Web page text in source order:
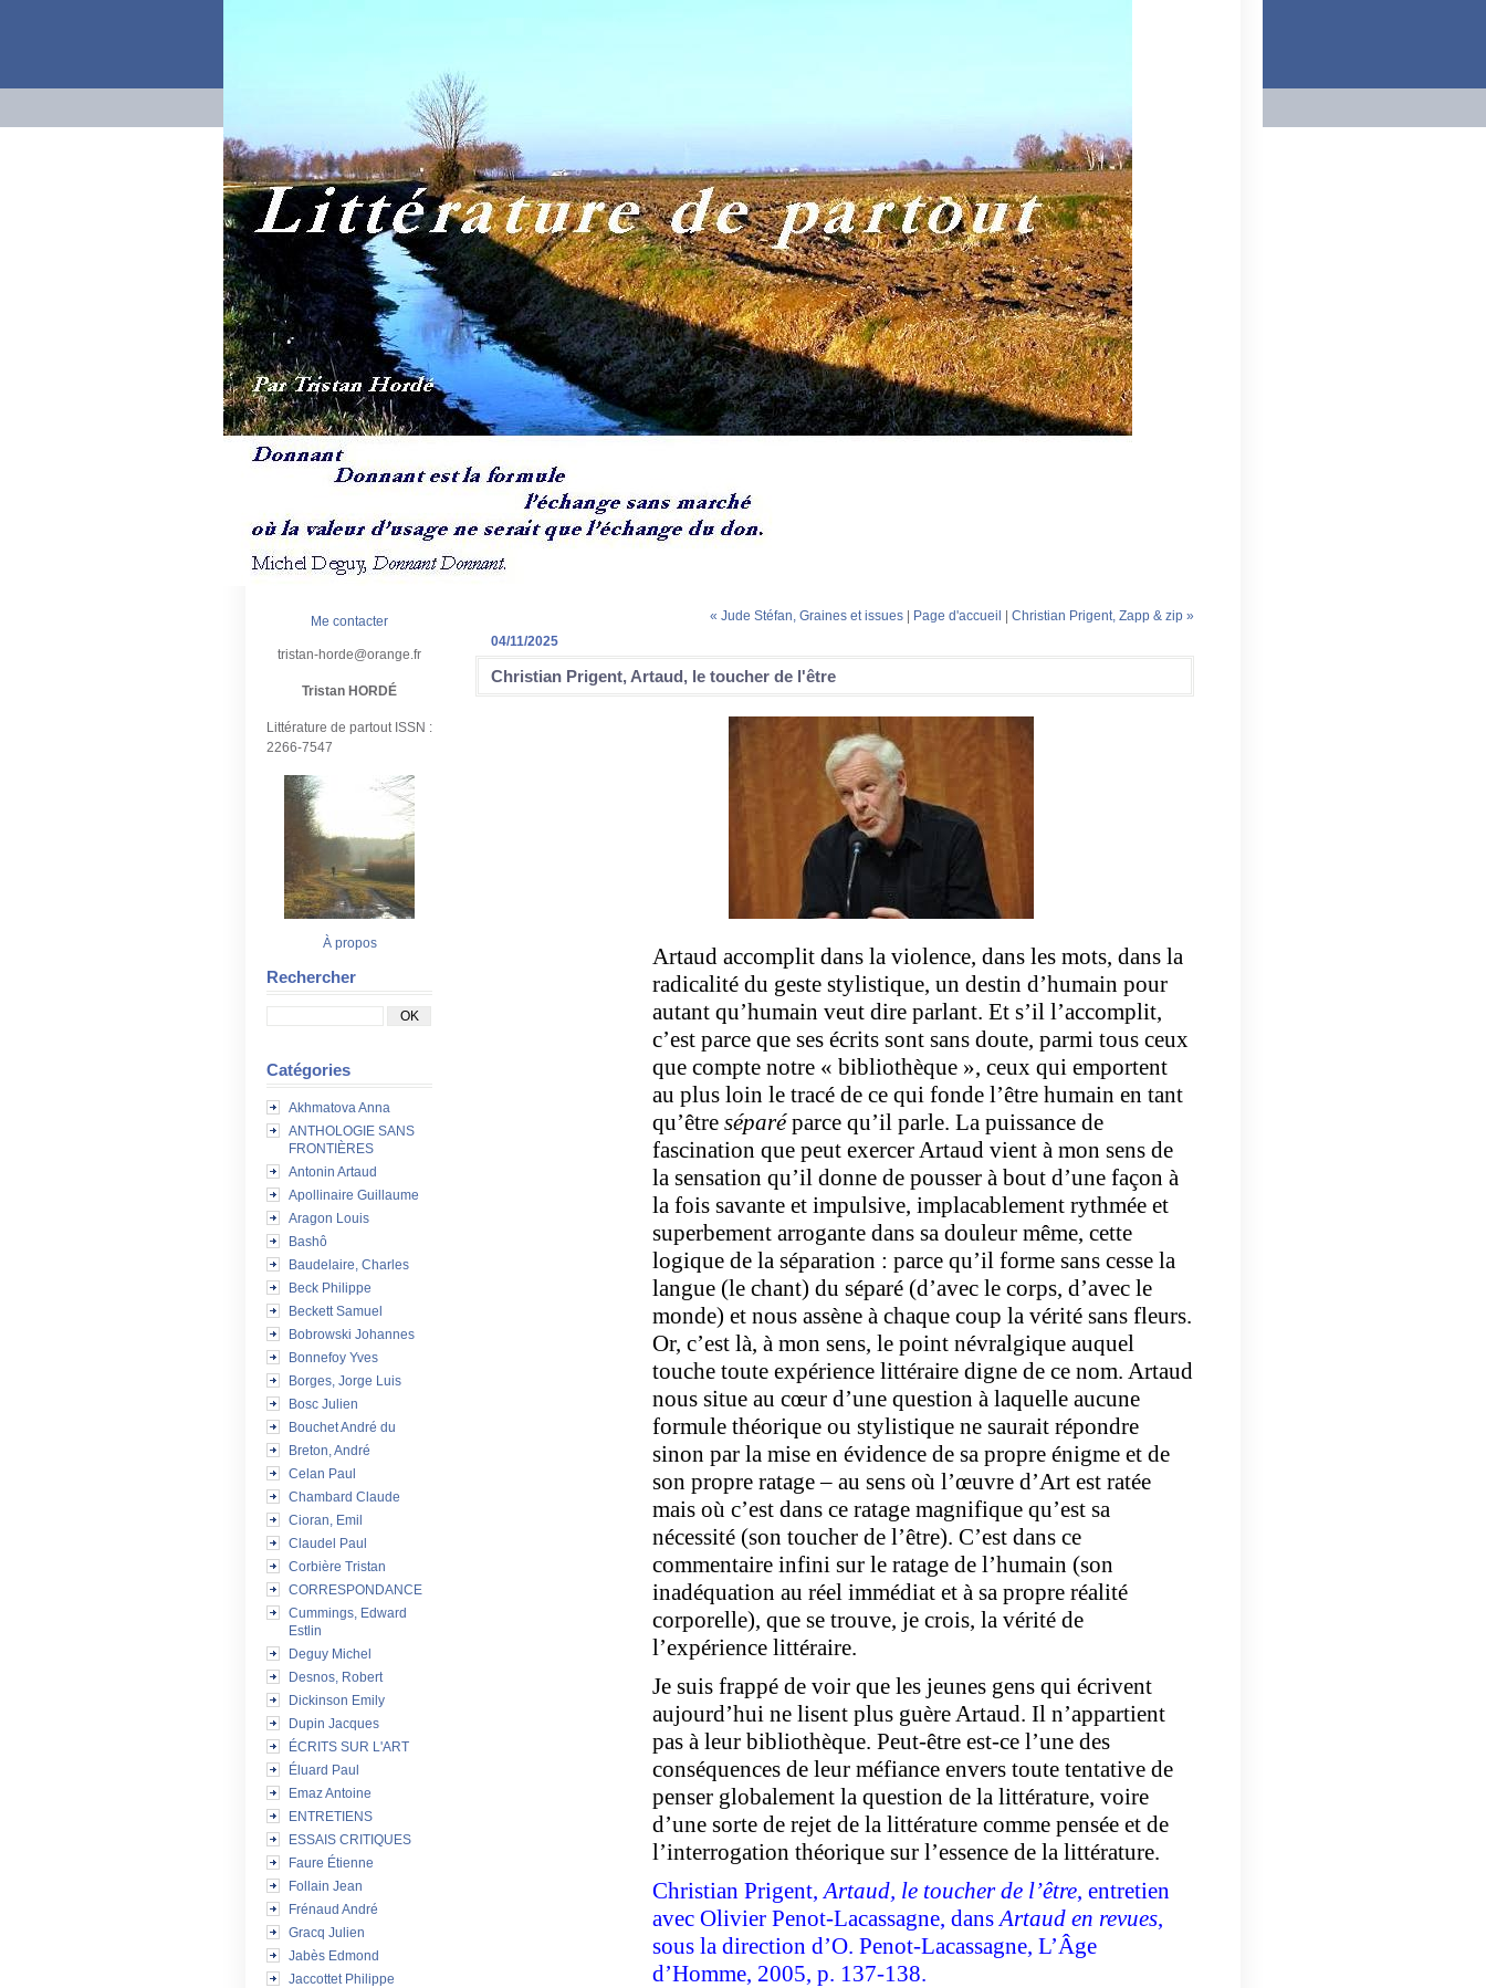
Me contacter
tristan-horde@orange.fr
Tristan HORDÉ
Littérature de partout ISSN :
2266-7547
À propos
Rechercher
Catégories
Akhmatova Anna
ANTHOLOGIE SANS
FRONTIÈRES
Antonin Artaud
Apollinaire Guillaume
Aragon Louis
Bashô
Baudelaire, Charles
Beck Philippe
Beckett Samuel
Bobrowski Johannes
Bonnefoy Yves
Borges, Jorge Luis
Bosc Julien
Bouchet André du
Breton, André
Celan Paul
Chambard Claude
Cioran, Emil
Claudel Paul
Corbière Tristan
CORRESPONDANCE
Cummings, Edward
Estlin
Deguy Michel
Desnos, Robert
Dickinson Emily
Dupin Jacques
ÉCRITS SUR L'ART
Éluard Paul
Emaz Antoine
ENTRETIENS
ESSAIS CRITIQUES
Faure Étienne
Follain Jean
Frénaud André
Gracq Julien
Jabès Edmond
Jaccottet Philippe
« Jude Stéfan, Graines et issues Page d'accueil
Christian Prigent, Zapp & zip »
04/11/2025
Christian Prigent, Artaud, le toucher de l'être
Artaud accomplit dans la violence, dans les mots, dans la
radicalité du geste stylistique, un destin d’humain pour
autant qu’humain veut dire parlant. Et s’il l’accomplit,
c’est parce que ses écrits sont sans doute, parmi tous ceux
que compte notre « bibliothèque », ceux qui emportent
au plus loin le tracé de ce qui fonde l’être humain en tant
qu’être séparéparce qu’il parle. La puissance de
fascination que peut exercer Artaud vient à mon sens de
la sensation qu’il donne de pousser à bout d’une façon à
la fois savante et impulsive, implacablement rythmée et
superbement arrogante dans sa douleur même, cette
logique de la séparation : parce qu’il forme sans cesse la
langue (le chant) du séparé (d’avec le corps, d’avec le
monde) et nous assène à chaque coup la vérité sans fleurs.
Or, c’est là, à mon sens, le point névralgique auquel
touche toute expérience littéraire digne de ce nom. Artaud
nous situe au cœur d’une question à laquelle aucune
formule théorique ou stylistique ne saurait répondre
sinon par la mise en évidence de sa propre énigme et de
son propre ratage – au sens où l’œuvre d’Art est ratée
mais où c’est dans ce ratage magnifique qu’est sa
nécessité (son toucher de l’être). C’est dans ce
commentaire infini sur le ratage de l’humain (son
inadéquation au réel immédiat et à sa propre réalité
corporelle), que se trouve, je crois, la vérité de
l’expérience littéraire.
Je suis frappé de voir que les jeunes gens qui écrivent
aujourd’hui ne lisent plus guère Artaud. Il n’appartient
pas à leur bibliothèque. Peut-être est-ce l’une des
conséquences de leur méfiance envers toute tentative de
penser globalement la question de la littérature, voire
d’une sorte de rejet de la littérature comme pensée et de
l’interrogation théorique sur l’essence de la littérature.
Christian Prigent, Artaud, le toucher de l’être, entretien
avec Olivier Penot-Lacassagne, dans Artaud en revues,
sous la direction d’O. Penot-Lacassagne, L’Âge
d’Homme, 2005, p. 137-138.